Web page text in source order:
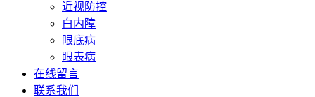
近视防控
白内障
眼底病
眼表病
在线留言
联系我们